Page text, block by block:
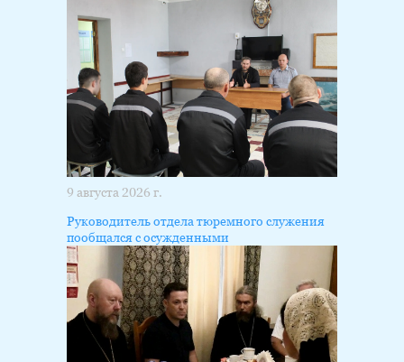
9 августа 2026 г.
Руководитель отдела тюремного служения
пообщался с осужденными